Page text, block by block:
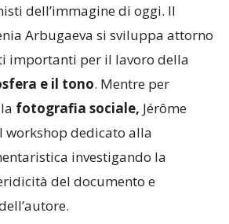
dell’immagine di oggi. Il
Arbugaeva si sviluppa attorno
importanti per il lavoro della
e il tono. Mentre per
fotografia sociale, Jérôme
workshop dedicato alla
investigando la
del documento e